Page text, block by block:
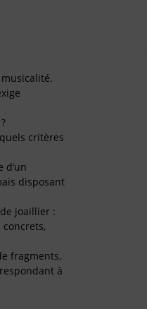
critères
d’un
disposant
joaillier :
fragments,
à